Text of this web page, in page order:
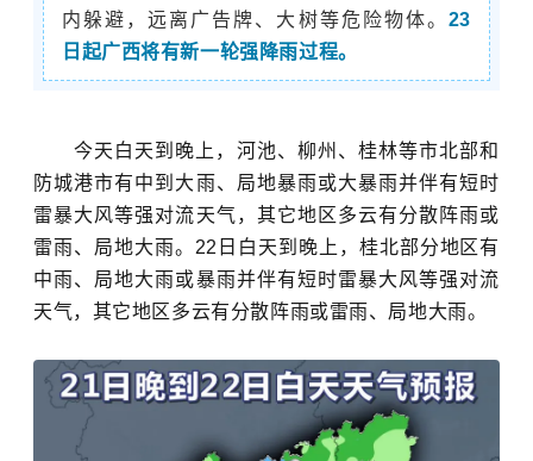
内躲避，远离广告牌、大树等危险物体。 23
日起广西将有新一轮强降雨过程。
今天白天到晚上，河池、柳州、桂林等市北部和
防城港市有中到大雨、局地暴雨或大暴雨并伴有短时
雷暴大风等强对流天气，其它地区多云有分散阵雨或
雷雨、局地大雨。22日白天到晚上，桂北部分地区有
中雨、局地大雨或暴雨并伴有短时雷暴大风等强对流
天气，其它地区多云有分散阵雨或雷雨、局地大雨。